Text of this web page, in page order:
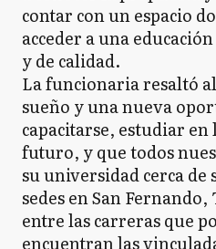
contar con un espacio
acceder a una
y de calidad.
La funcionaria resaltó
sueño y una nueva
capacitarse, estudiar en
futuro, y que todos
su universidad cerca de
sedes en San
entre las carreras que
encuentran las